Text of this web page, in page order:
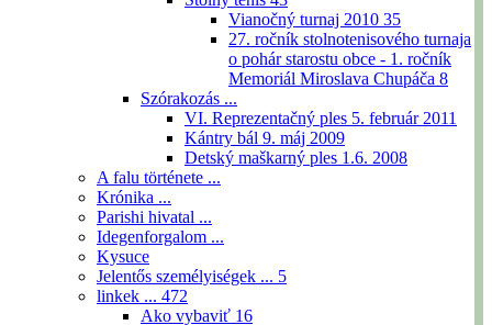
Vianočný turnaj 2010 35
27. ročník stolnotenisového turnaja
o pohár starostu obce - 1. ročník
Memoriál Miroslava Chupáča 8
Szórakozás ...
VI. Reprezentačný ples 5. február 2011
Kántry bál 9. máj 2009
Detský maškarný ples 1.6. 2008
A falu története ...
Krónika ...
Parishi hivatal ...
Idegenforgalom ...
Kysuce
Jelentős személyiségek ... 5
linkek ... 472
Ako vybaviť 16